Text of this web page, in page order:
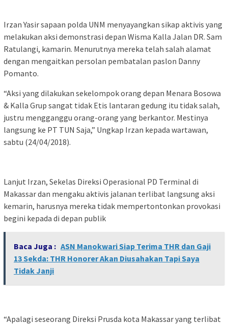
Irzan Yasir sapaan polda UNM menyayangkan sikap aktivis yang
melakukan aksi demonstrasi depan Wisma Kalla Jalan DR. Sam
Ratulangi, kamarin. Menurutnya mereka telah salah alamat
dengan mengaitkan persolan pembatalan paslon Danny
Pomanto.
“Aksi yang dilakukan sekelompok orang depan Menara Bosowa
& Kalla Grup sangat tidak Etis lantaran gedung itu tidak salah,
justru mengganggu orang-orang yang berkantor. Mestinya
langsung ke PT TUN Saja,” Ungkap Irzan kepada wartawan,
sabtu (24/04/2018).
Lanjut Irzan, Sekelas Direksi Operasional PD Terminal di
Makassar dan mengaku aktivis jalanan terlibat langsung aksi
kemarin, harusnya mereka tidak mempertontonkan provokasi
begini kepada di depan publik
Baca Juga : ASN Manokwari Siap Terima THR dan Gaji
13 Sekda: THR Honorer Akan Diusahakan Tapi Saya
Tidak Janji
“Apalagi seseorang Direksi Prusda kota Makassar yang terlibat